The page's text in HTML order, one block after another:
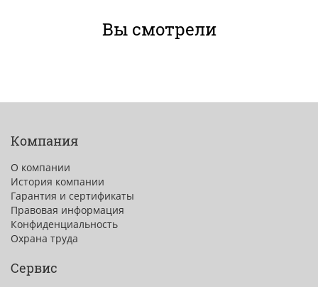
Вы смотрели
Компания
О компании
История компании
Гарантия и сертификаты
Правовая информация
Конфиденциальность
Охрана труда
Сервис